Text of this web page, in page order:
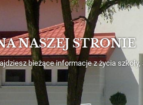
NASZEJ STRONIE
bieżące informacje z życia